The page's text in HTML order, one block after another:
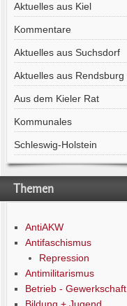
Aktuelles aus Kiel
Kommentare
Aktuelles aus Suchsdorf
Aktuelles aus Rendsburg
Aus dem Kieler Rat
Kommunales
Schleswig-Holstein
Themen
AntiAKW
Antifaschismus
Repression
Antimilitarismus
Betrieb - Gewerkschaft